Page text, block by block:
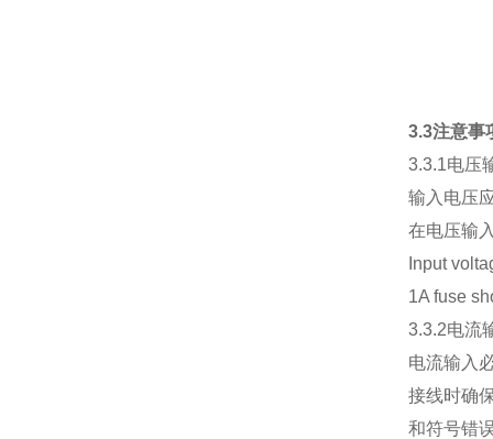
3.3注意事
3.3.1电压
输入电压
在电压输
Input
1A fuse
3.3.2电流
电流输入
接线时确
和符号错